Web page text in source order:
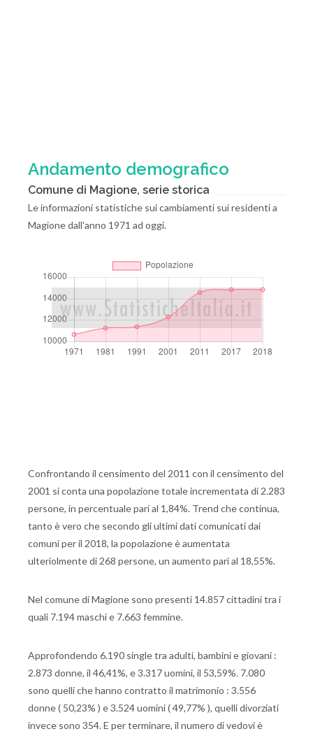
Andamento demografico
Comune di Magione, serie storica
Le informazioni statistiche sui cambiamenti sui residenti a
Magione dall'anno 1971 ad oggi.
Confrontando il censimento del 2011 con il censimento del
2001 si conta una popolazione totale incrementata di 2.283
persone, in percentuale pari al 1,84%. Trend che continua,
tanto è vero che secondo gli ultimi dati comunicati dai
comuni per il 2018, la popolazione è aumentata
ulteriolmente di 268 persone, un aumento pari al 18,55%.
Nel comune di Magione sono presenti 14.857 cittadini tra i
quali 7.194 maschi e 7.663 femmine.
Approfondendo 6.190 single tra adulti, bambini e giovani :
2.873 donne, il 46,41%, e 3.317 uomini, il 53,59%. 7.080
sono quelli che hanno contratto il matrimonio : 3.556
donne ( 50,23% ) e 3.524 uomini ( 49,77% ), quelli divorziati
invece sono 354. E per terminare, il numero di vedovi è